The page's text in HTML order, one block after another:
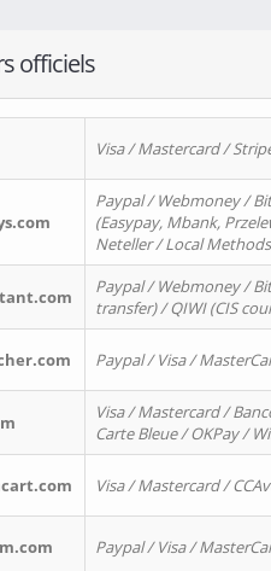
officiels
Visa / Mastercard /
Paypal / Webmoney /
(Easypay, Mbank,
Neteller / Local
Paypal / Webmoney /
transfer) / QIWI (CIS
Paypal / Visa /
Visa / Mastercard /
Carte Bleue / OKPay /
Visa / Mastercard /
Paypal / Visa /